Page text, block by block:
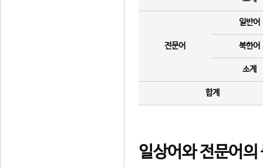
전문어
일반어
북한어
소계
합계
일상어와 전문어의